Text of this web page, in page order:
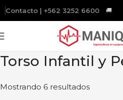
Contacto | +562 3252 6600 🚚
Torso Infantil y
Mostrando 6 resultados